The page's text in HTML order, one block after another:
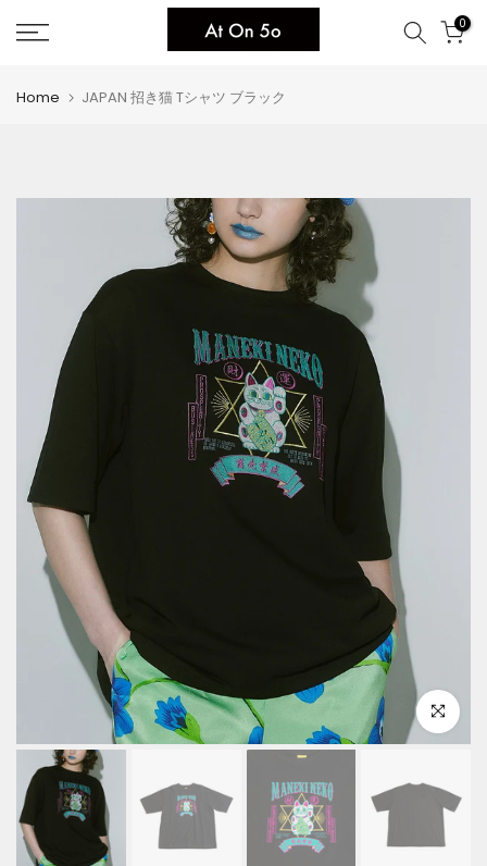
Skip
to
0
Home JAPAN 招き猫 Tシャツ ブラック
Click to